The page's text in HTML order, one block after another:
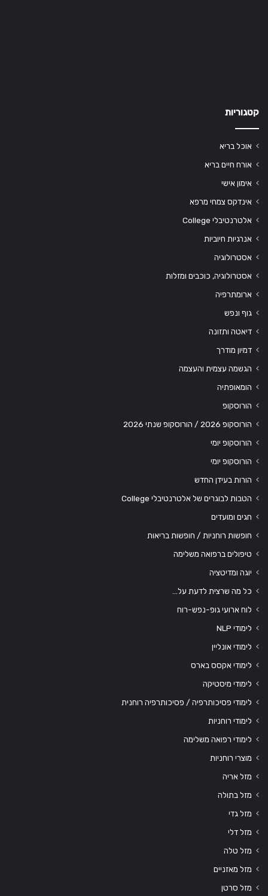
קטגוריות
אוכל בריא
אורח חיים בריא
אימון אישי
אינדקס צמחי מרפא
אלטרנטיבלי College
אנרגיות חיוביות
אסטרולוגיה
אסטרולוגיה, כוכבים ומזלות
ארומתרפיה
גוף ונפש
דיאטה ותזונה
דמיון מודרך
הגשמה עצמית והעצמה
הומאופתיה
הורוסקופ
הורוסקופ 2026 / הורוסקופ שנתי 2026
הורוסקופ יומי
הורוסקופ יומי
הורות בעידן החדש
הטבות לבוגרים של אלטרנטיבלי College
חגים ומועדים
חופשות רוחניות / חופשות בריאות
טיפולים ברפואה משלימה
יוגה ומדיטציה
כל מה שרצית לדעת על…
לוח ארועי גופ-נפש-רוח
לימודי NLP
לימודי אונליין
לימודי אקסס בארס
לימודי מיסטיקה
לימודי פסיכותרפיה / פסיכותרפיה רוחנית
לימודי רוחניות
לימודי רפואה משלימה
מוצרי רוחניות
מזל אריה
מזל בתולה
מזל גדי
מזל דלי
מזל טלה
מזל מאזניים
מזל סרטן